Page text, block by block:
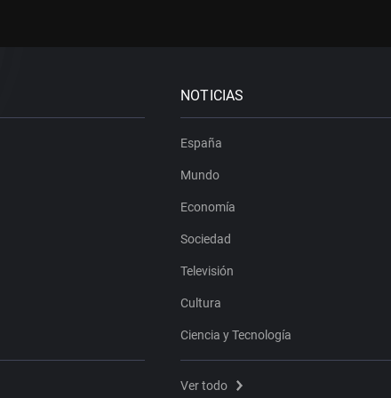
NOTICIAS
España
Mundo
Economía
Sociedad
Televisión
Cultura
Ciencia y Tecnología
Ver todo